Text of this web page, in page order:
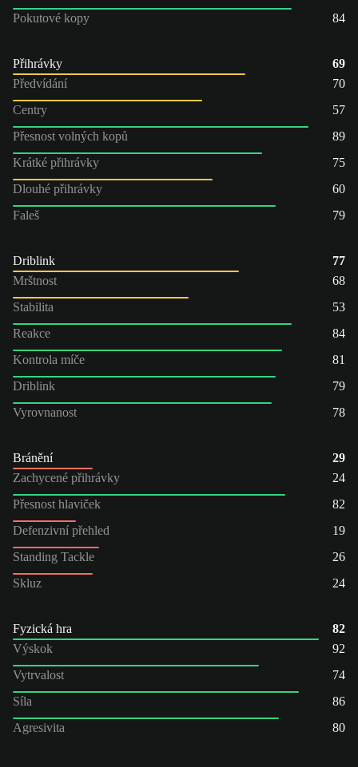
Pokutové kopy
84
Přihrávky
69
Předvídání
70
Centry
57
Přesnost volných kopů
89
Krátké přihrávky
75
Dlouhé přihrávky
60
Faleš
79
Driblink
77
Mrštnost
68
Stabilita
53
Reakce
84
Kontrola míče
81
Driblink
79
Vyrovnanost
78
Bránění
29
Zachycené přihrávky
24
Přesnost hlaviček
82
Defenzivní přehled
19
Standing Tackle
26
Skluz
24
Fyzická hra
82
Výskok
92
Vytrvalost
74
Síla
86
Agresivita
80